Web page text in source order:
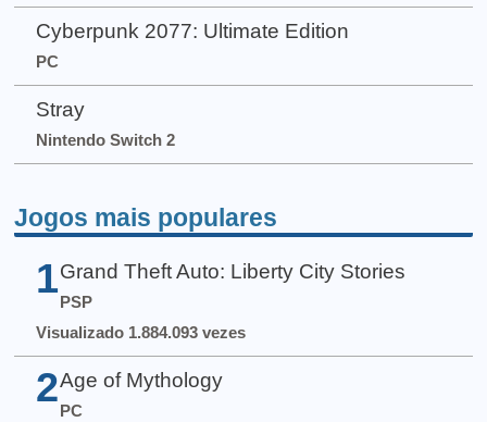
Cyberpunk 2077: Ultimate Edition
PC
Stray
Nintendo Switch 2
Jogos mais populares
1 Grand Theft Auto: Liberty City Stories
PSP
Visualizado 1.884.093 vezes
2 Age of Mythology
PC